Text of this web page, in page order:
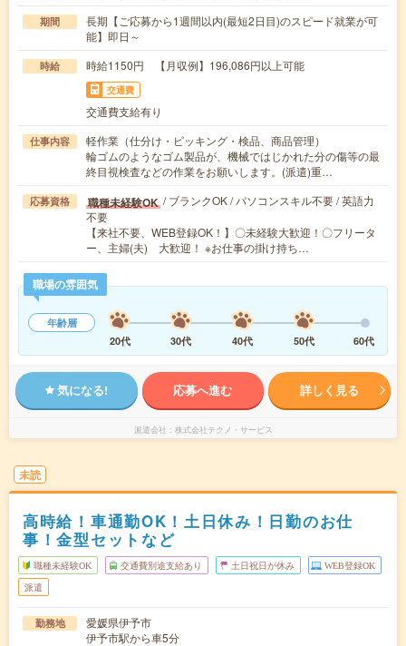
期間
長期【ご応募から1週間以内(最短2日目)のスピード就業が可
能】即日～
時給 時給1150円 【月収例】196,086円以上可能
交通費
交通費支給有り
仕事内容
軽作業（仕分け・ピッキング・検品、商品管理）
輪ゴムのようなゴム製品が、機械ではじかれた分の傷等の最
終目視検査などの作業をお願いします。(派遣)重…
応募資格 職種未経験OK / ブランクOK / パソコンスキル不要 / 英語力
不要
【来社不要、WEB登録OK！】〇未経験大歓迎！〇フリータ
ー、主婦(夫) 大歓迎！ ※お仕事の掛け持ち…
職場の雰囲気
年齢層
20代
30代 40代 50代 60代
気になる! 応募へ進む 詳しく見る
派遣会社 株式会社テクノ・サービス
未読
高時給！車通勤OK！土日休み！日勤のお仕
事！金型セットなど
職種未経験OK 交通費別途支給あり 土日祝日が休み WEB登録OK
派遣
勤務地
愛媛県伊予市
伊予市駅から車5分